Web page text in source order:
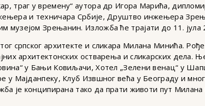
траг у времену“ аутора др Игора Марића,
и техничара Србије, Друштво инжењера
музејом Зрењанин. Изложба ће трајати до 11. јула
српског архитекте и сликара Милана Минића.
архитектонских остварења и сликарских дела.
у Бањи Ковиљачи, Хотел „Зелени венац“ у
у Мајданпеку, Клуб Извшног већа у Београду и
је конципирана тако да прати животи пут Милана